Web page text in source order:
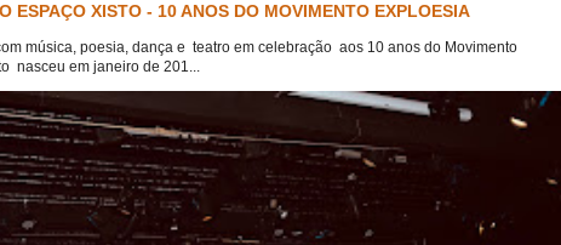
ESPAÇO XISTO - 10 ANOS DO MOVIMENTO EXPLOESIA
música, poesia, dança e teatro em celebração aos 10 anos do Movimento
nasceu em janeiro de 201...